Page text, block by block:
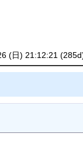
(日) 21:12:21